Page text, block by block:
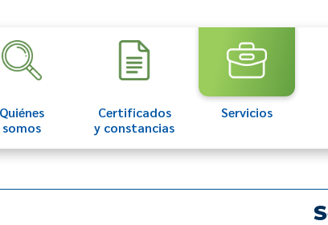
Quiénes
somos
Certificados
y constancias
Servicios